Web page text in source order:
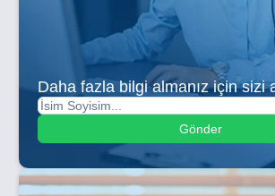
Daha fazla bilgi almanız için sizi
Gönder